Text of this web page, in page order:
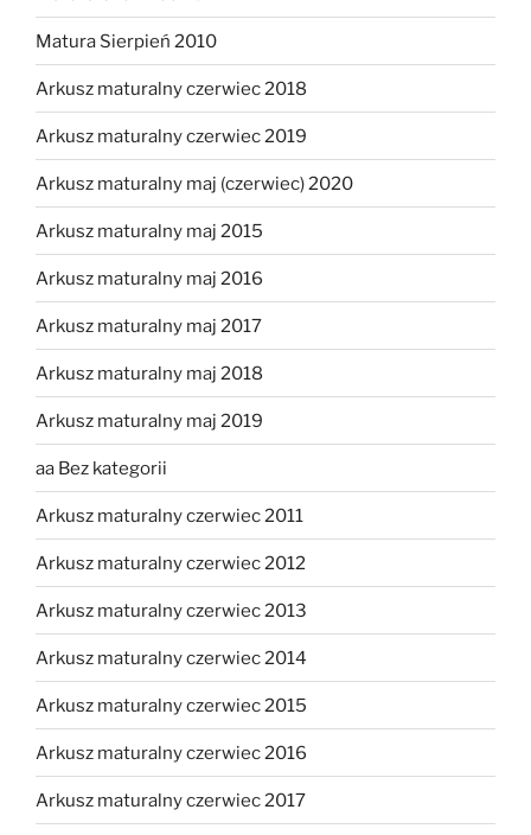
Matura Sierpień 2010
Arkusz maturalny czerwiec 2018
Arkusz maturalny czerwiec 2019
Arkusz maturalny maj (czerwiec) 2020
Arkusz maturalny maj 2015
Arkusz maturalny maj 2016
Arkusz maturalny maj 2017
Arkusz maturalny maj 2018
Arkusz maturalny maj 2019
aa Bez kategorii
Arkusz maturalny czerwiec 2011
Arkusz maturalny czerwiec 2012
Arkusz maturalny czerwiec 2013
Arkusz maturalny czerwiec 2014
Arkusz maturalny czerwiec 2015
Arkusz maturalny czerwiec 2016
Arkusz maturalny czerwiec 2017